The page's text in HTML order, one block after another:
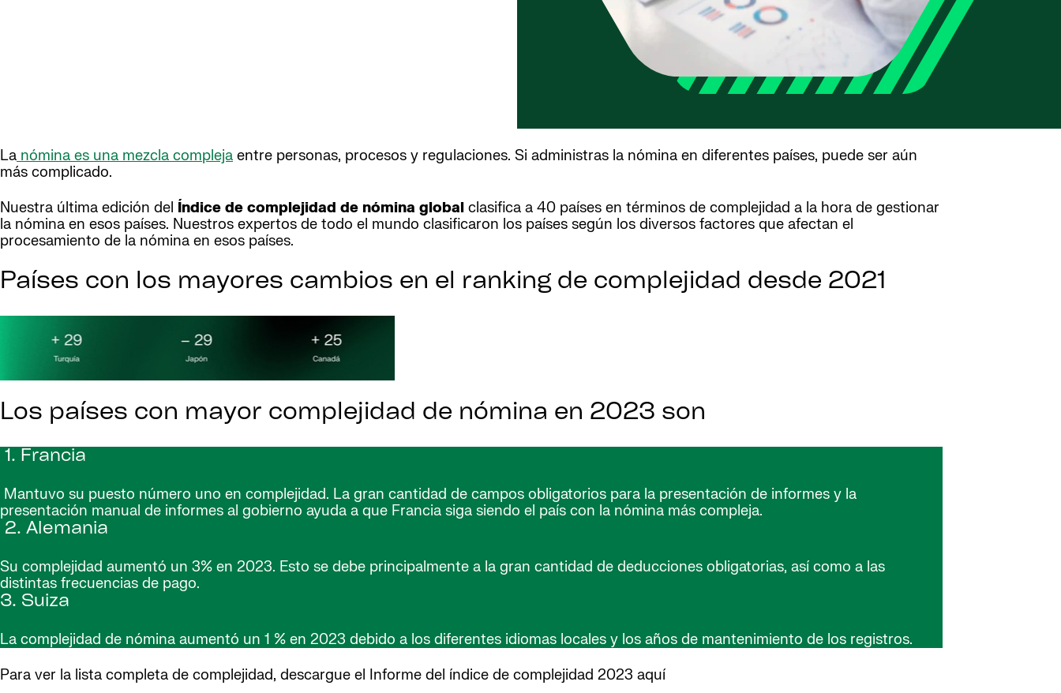
La nómina es una mezcla compleja entre personas, procesos y regulaciones. Si administras la nómina en diferentes países, puede ser aún
más complicado.
Nuestra última edición del Índice de complejidad de nómina global clasifica a 40 países en términos de complejidad a la hora de gestionar
la nómina en esos países. Nuestros expertos de todo el mundo clasificaron los países según los diversos factores que afectan el
procesamiento de la nómina en esos países.
Países con los mayores cambios en el ranking de complejidad desde 2021
Los países con mayor complejidad de nómina en 2023 son
1. Francia
Mantuvo su puesto número uno en complejidad. La gran cantidad de campos obligatorios para la presentación de informes y la
presentación manual de informes al gobierno ayuda a que Francia siga siendo el país con la nómina más compleja.
2. Alemania
Su complejidad aumentó un 3% en 2023. Esto se debe principalmente a la gran cantidad de deducciones obligatorias, así como a las
distintas frecuencias de pago.
3. Suiza
La complejidad de nómina aumentó un 1 % en 2023 debido a los diferentes idiomas locales y los años de mantenimiento de los registros.
Para ver la lista completa de complejidad, descargue el Informe del índice de complejidad 2023 aquí